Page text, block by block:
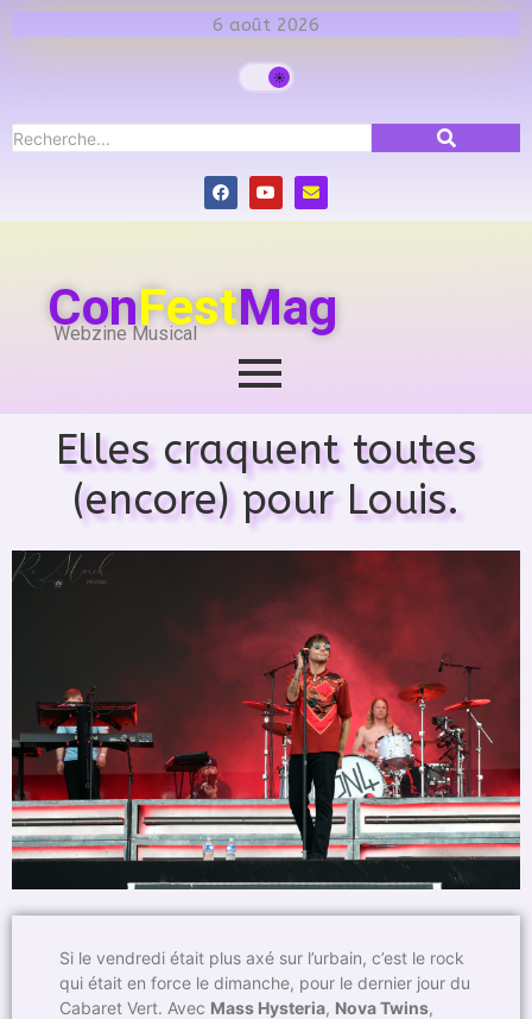
6 août 2026
ConFestMag
Webzine Musical
Elles craquent toutes
(encore) pour Louis.
Si le vendredi était plus axé sur l’urbain, c’est le rock
qui était en force le dimanche, pour le dernier jour du
Cabaret Vert. Avec Mass Hysteria, Nova Twins,